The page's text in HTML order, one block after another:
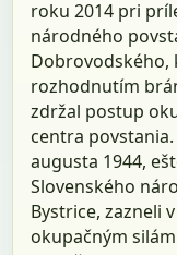
roku 2014 pri
národného
Dobrovodského,
rozhodnutím
zdržal postup
centra
augusta 1944,
Slovenského
Bystrice, zazneli
okupačným